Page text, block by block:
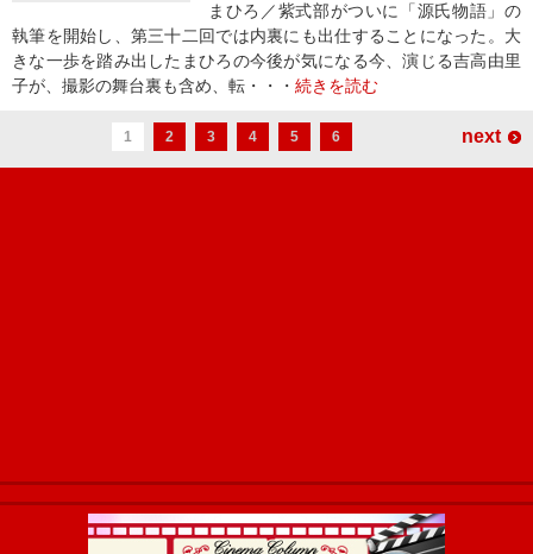
まひろ／紫式部がついに「源氏物語」の
執筆を開始し、第三十二回では内裏にも出仕することになった。大
きな一歩を踏み出したまひろの今後が気になる今、演じる吉高由里
子が、撮影の舞台裏も含め、転・・・ 続きを読む
1 2 3 4 5 6 next